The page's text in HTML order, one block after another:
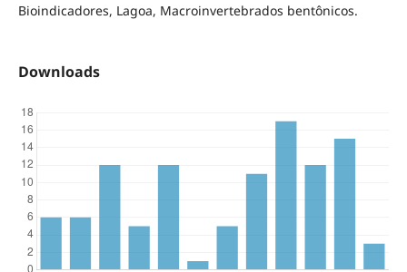
Bioindicadores, Lagoa, Macroinvertebrados bentônicos.
Downloads